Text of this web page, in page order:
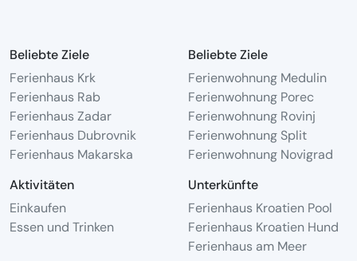
Beliebte Ziele
Ferienhaus Krk
Ferienhaus Rab
Ferienhaus Zadar
Ferienhaus Dubrovnik
Ferienhaus Makarska
Beliebte Ziele
Ferienwohnung Medulin
Ferienwohnung Porec
Ferienwohnung Rovinj
Ferienwohnung Split
Ferienwohnung Novigrad
Aktivitäten
Einkaufen
Essen und Trinken
Unterkünfte
Ferienhaus Kroatien Pool
Ferienhaus Kroatien Hund
Ferienhaus am Meer